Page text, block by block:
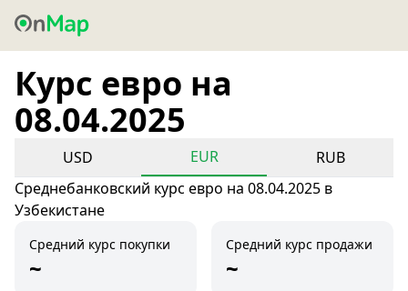
Курс евро на
08.04.2025
USD EUR
RUB
Среднебанковский курс евро на 08.04.2025 в
Узбекистане
Средний курс покупки
~
Средний курс продажи
~